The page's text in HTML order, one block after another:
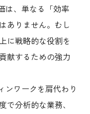
は、単なる「効率
ありません。むし
に戦略的な役割を
献するための強力
ンワークを肩代わり
で分析的な業務、